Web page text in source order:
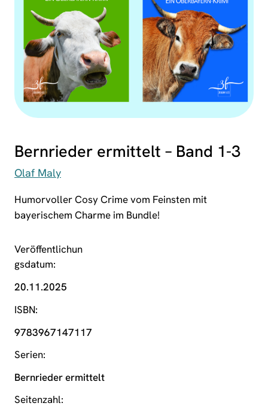
Bernrieder ermittelt – Band 1-3
Olaf Maly
Humorvoller Cosy Crime vom Feinsten mit
bayerischem Charme im Bundle!
Veröffentlichun
gsdatum
20.11.2025
ISBN
9783967147117
Serien
Bernrieder ermittelt
Seitenzahl